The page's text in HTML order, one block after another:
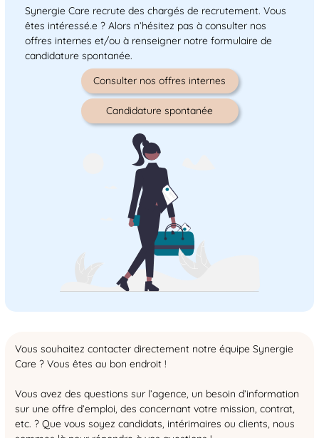
Synergie Care recrute des chargés de recrutement. Vous
êtes intéressé.e ? Alors n’hésitez pas à consulter nos
offres internes et/ou à renseigner notre formulaire de
candidature spontanée.
Consulter nos offres internes
Candidature spontanée
Vous souhaitez contacter directement notre équipe Synergie
Care ? Vous êtes au bon endroit !
Vous avez des questions sur l’agence, un besoin d’information
sur une offre d’emploi, des concernant votre mission, contrat,
etc. ? Que vous soyez candidats, intérimaires ou clients, nous